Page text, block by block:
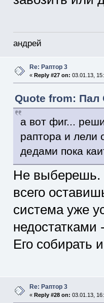
андрей
Re: Раптор 3
« Reply #27 on: 03.01.13,
Quote from: Пал
а вот фиг...
раптора и лели
дедами пока
Не выберешь.
всего
система уже
недостатками
Его собирать
Re: Раптор 3
« Reply #28 on: 03.01.13,